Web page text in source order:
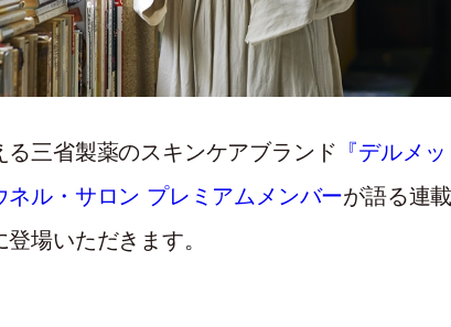
る三省製薬のスキンケアブランド 『デルメッ
ネル・サロン プレミアムメンバーが語る連
場いただきます。